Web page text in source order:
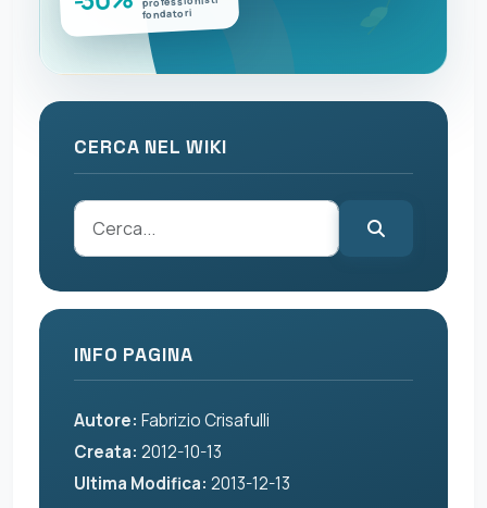
fondatori
CERCA NEL WIKI
INFO PAGINA
Autore: Fabrizio Crisafulli
Creata: 2012-10-13
Ultima Modifica: 2013-12-13